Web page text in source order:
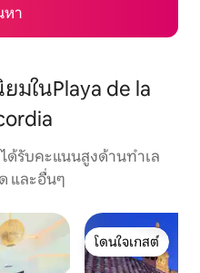
หา
ในPlaya de la
ด้รับคะแนนสูงด้านทำเล
และอื่นๆ
โดนใจเกสต์
โดนใจเกสต์